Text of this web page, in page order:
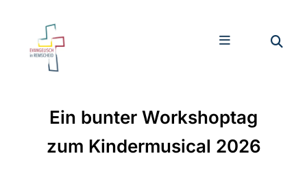
Ein bunter Workshoptag
zum Kindermusical 2026